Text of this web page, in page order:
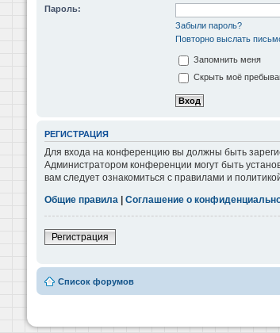
Пароль:
Забыли пароль?
Повторно выслать
Запомнить меня
Скрыть моё
РЕГИСТРАЦИЯ
Для входа на конференцию вы должны быть
Администратором конференции могут быть
вам следует ознакомиться с правилами и
Общие правила
Соглашение о
Регистрация
Список форумов